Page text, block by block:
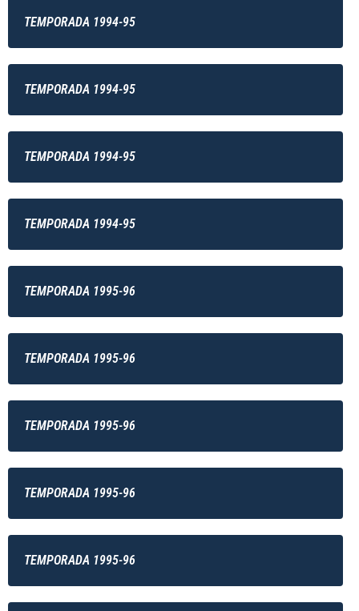
TEMPORADA 1994-95
TEMPORADA 1994-95
TEMPORADA 1994-95
TEMPORADA 1994-95
TEMPORADA 1995-96
TEMPORADA 1995-96
TEMPORADA 1995-96
TEMPORADA 1995-96
TEMPORADA 1995-96